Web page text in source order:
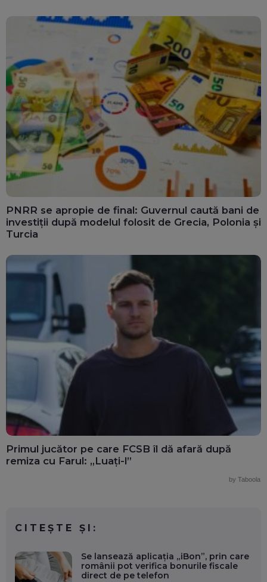
PNRR se apropie de final: Guvernul caută bani de
investiții după modelul folosit de Grecia, Polonia și
Turcia
Primul jucător pe care FCSB îl dă afară după
remiza cu Farul: „Luați-l”
by Taboola
CITEȘTE ȘI:
Se lansează aplicația „iBon”, prin care
românii pot verifica bonurile fiscale
direct de pe telefon